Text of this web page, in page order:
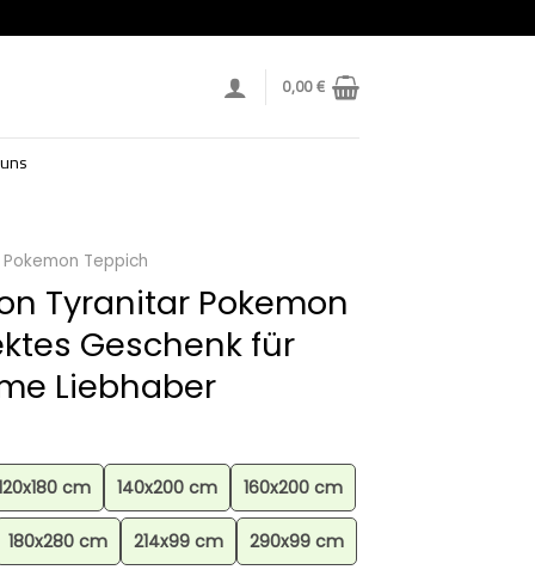
0,00€
Pokemon Teppich
Tyranitar Pokemon
Geschenk für
Liebhaber
cm 140x200 cm 160x200 cm
180x280 cm 214x99 cm 290x99 cm